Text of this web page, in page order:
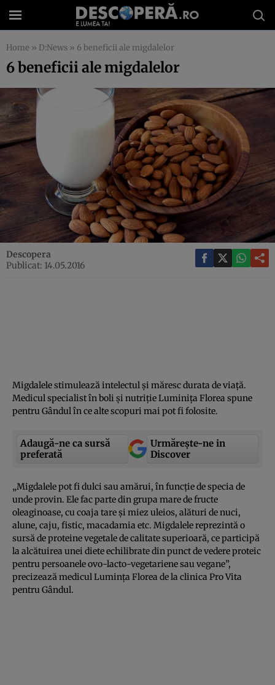
Home » D:News » 6 beneficii ale migdalelor
6 beneficii ale migdalelor
Descopera
Publicat: 14.05.2016
Migdalele stimulează intelectul şi măresc durata de viaţă.
Medicul specialist în boli şi nutriţie Luminiţa Florea spune
pentru Gândul în ce alte scopuri mai pot fi folosite.
Adaugă-ne ca sursă
preferată
Urmărește-ne in
Discover
„Migdalele pot fi dulci sau amărui, în funcţie de specia de
unde provin. Ele fac parte din grupa mare de fructe
oleaginoase, cu coaja tare şi miez uleios, alături de nuci,
alune, caju, fistic, macadamia etc. Migdalele reprezintă o
sursă de proteine vegetale de calitate superioară, ce participă
la alcătuirea unei diete echilibrate din punct de vedere proteic
pentru persoanele ovo-lacto-vegetariene sau vegane”,
precizează medicul Luminţa Florea de la clinica Pro Vita
pentru Gândul.